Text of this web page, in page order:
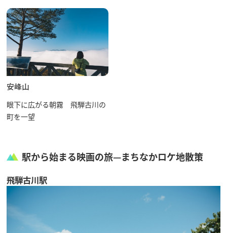
安峰山
眼下に広がる朝霧 飛騨古川の
町を一望
駅から始まる映画の旅—まちなかロケ地散策
飛騨古川駅